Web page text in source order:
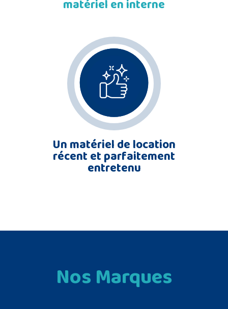
matériel en interne
Un matériel de location
récent et parfaitement
entretenu
Nos Marques